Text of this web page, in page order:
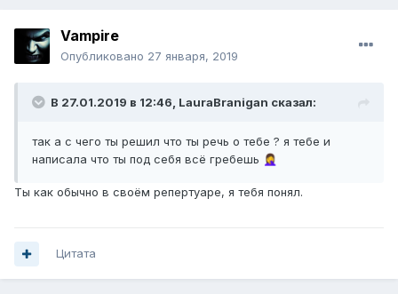
Vampirе
Опубликовано 27 января, 2019
В 27.01.2019 в 12:46, LauraBranigan сказал:
так а с чего ты решил что ты речь о тебе ? я тебе и
написала что ты под себя всё гребешь 🤦‍♀️
Ты как обычно в своём репертуаре, я тебя понял.
Цитата